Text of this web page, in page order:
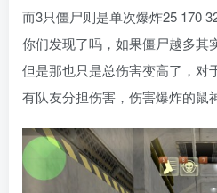
而3只僵尸则是单次爆炸25 170
你们发现了吗，如果僵尸越多其
但是那也只是总伤害变高了，对
有队友分担伤害，伤害爆炸的鼠